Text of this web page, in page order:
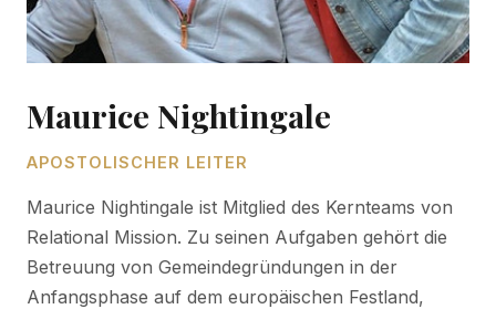
Maurice Nightingale
APOSTOLISCHER LEITER
Maurice Nightingale ist Mitglied des Kernteams von
Relational Mission. Zu seinen Aufgaben gehört die
Betreuung von Gemeindegründungen in der
Anfangsphase auf dem europäischen Festland,